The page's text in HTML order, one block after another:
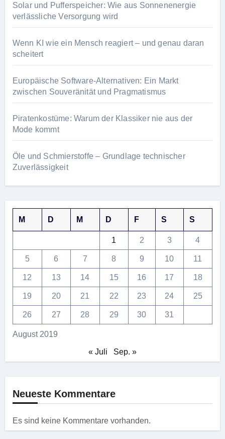
Solar und Pufferspeicher: Wie aus Sonnenenergie
verlässliche Versorgung wird
Wenn KI wie ein Mensch reagiert – und genau daran
scheitert
Europäische Software-Alternativen: Ein Markt
zwischen Souveränität und Pragmatismus
Piratenkostüme: Warum der Klassiker nie aus der
Mode kommt
Öle und Schmierstoffe – Grundlage technischer
Zuverlässigkeit
August 2019
M D M D F S S
1 2 3 4
5 6 7 8 9 10 11
12 13 14 15 16 17 18
19 20 21 22 23 24 25
26 27 28 29 30 31
« Juli Sep. »
Neueste Kommentare
Es sind keine Kommentare vorhanden.